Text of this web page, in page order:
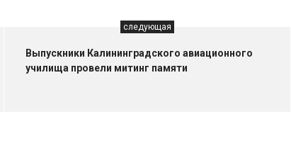
следующая
Выпускники Калининградского авиационного
училища провели митинг памяти